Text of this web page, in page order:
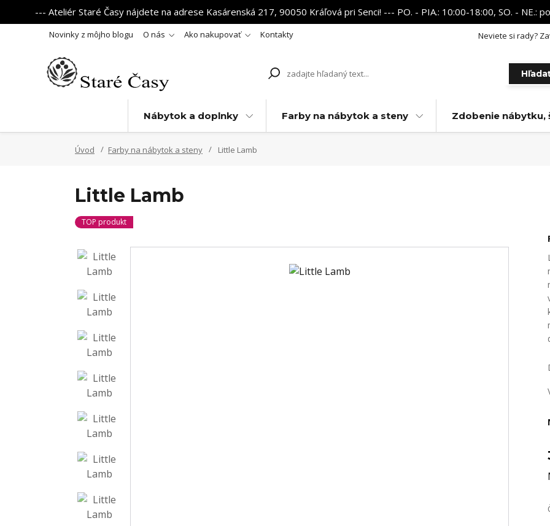
--- Ateliér Staré Časy nájdete na adrese Kasárenská 217, 90050 Kráľová pri Senci! --- PO. - PIA.: 10:00-18:00, SO. -
Novinky z môjho blogu O nás Ako nakupovať Kontakty Neviete si rady?
Nábytok a doplnky Farby na nábytok a steny Zdobenie nábytku,
Úvod Farby na nábytok a steny Little Lamb
Little Lamb
TOP produkt